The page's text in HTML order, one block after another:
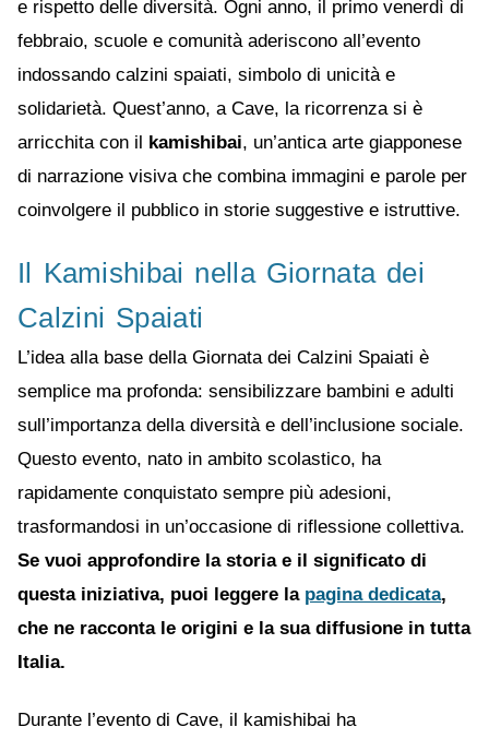
e rispetto delle diversità. Ogni anno, il primo venerdì di
febbraio, scuole e comunità aderiscono all’evento
indossando calzini spaiati, simbolo di unicità e
solidarietà. Quest’anno, a Cave, la ricorrenza si è
arricchita con il
kamishibai, un’antica arte giapponese
di narrazione visiva che combina immagini e parole per
coinvolgere il pubblico in storie suggestive e istruttive.
Il Kamishibai nella Giornata dei
Calzini Spaiati
L’idea alla base della Giornata dei Calzini Spaiati è
semplice ma profonda: sensibilizzare bambini e adulti
sull’importanza della diversità e dell’inclusione sociale.
Questo evento, nato in ambito scolastico, ha
rapidamente conquistato sempre più adesioni,
trasformandosi in un’occasione di riflessione collettiva.
Se vuoi approfondire la storia e il significato di
questa iniziativa, puoi leggere la pagina dedicata,
che ne racconta le origini e la sua diffusione in tutta
Italia.
Durante l’evento di Cave, il kamishibai ha